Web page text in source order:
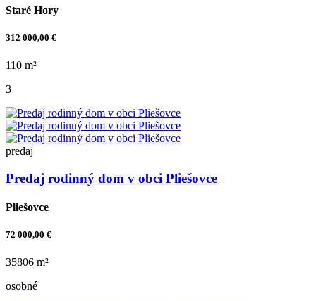
Staré Hory
312 000,00 €
110 m²
3
predaj
Predaj rodinný dom v obci Pliešovce
Pliešovce
72 000,00 €
35806 m²
osobné